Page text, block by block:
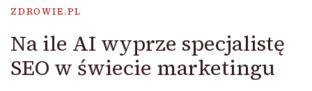
ZDROWIE.PL
Na ile AI wyprze specjalistę
SEO w świecie marketingu